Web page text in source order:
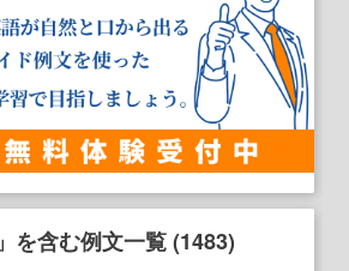
を含む例文一覧 (1483)